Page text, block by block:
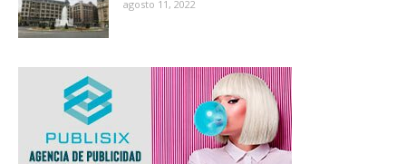
agosto 11, 2022